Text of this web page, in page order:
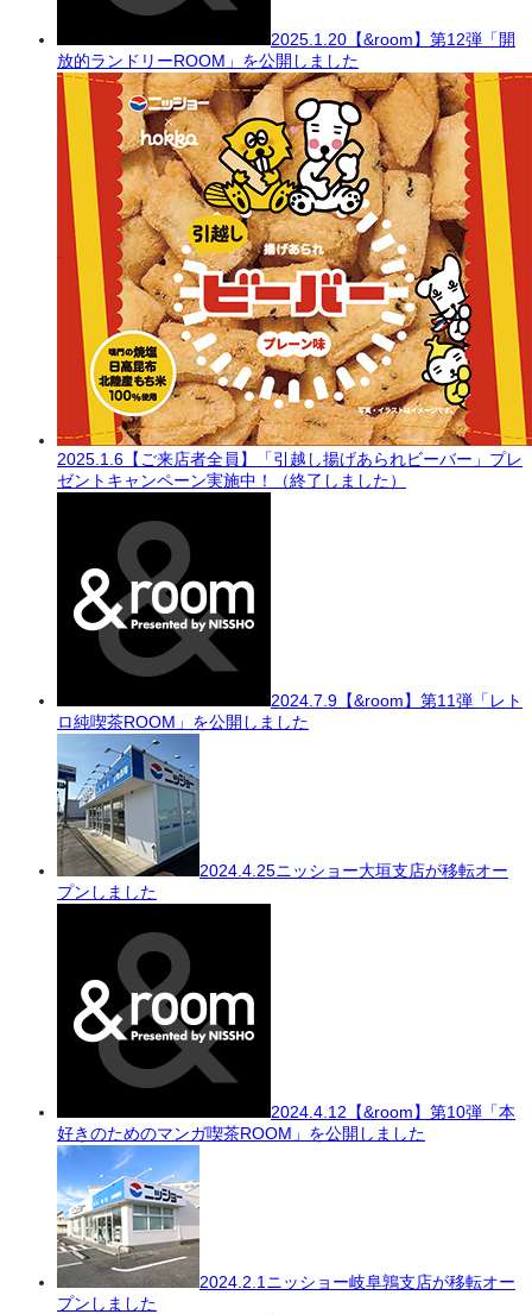
2025.1.20 【&room】第12弾「開
放的ランドリーROOM」を公開しました
2025.1.6 【ご来店者全員】「引越し揚げあられビーバー」プレ
ゼントキャンペーン実施中！（終了しました）
2024.7.9 【&room】第11弾「レト
ロ純喫茶ROOM」を公開しました
2024.4.25ニッショー大垣支店が移転オー
プンしました
2024.4.12 【&room】第10弾「本
好きのためのマンガ喫茶ROOM」を公開しました
2024.2.1 ニッショー岐阜鶉支店が移転オー
プンしました